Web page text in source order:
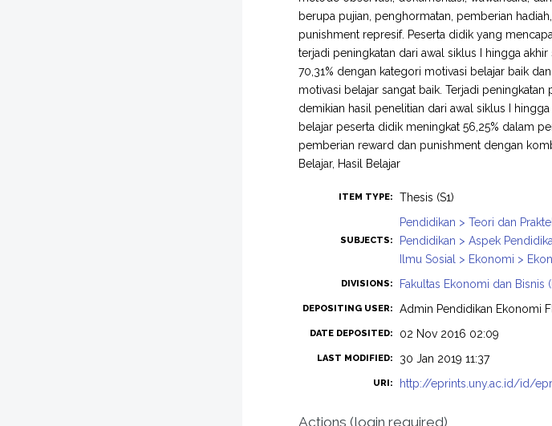
berupa pujian, penghormatan, pemberian
punishment represif. Peserta didik yang
terjadi peningkatan dari awal siklus I hingga
70,31% dengan kategori motivasi belajar baik
motivasi belajar sangat baik. Terjadi peningkatan
demikian hasil penelitian dari awal siklus I
belajar peserta didik meningkat 56,25% dalam
pemberian reward dan punishment dengan
Belajar, Hasil Belajar
ITEM TYPE: Thesis (S1)
SUBJECTS:
Pendidikan > Teori dan
Pendidikan > Aspek
Ilmu Sosial > Ekonomi >
DIVISIONS: Fakultas Ekonomi dan Bisnis
DEPOSITING USER: Admin Pendidikan Ekonomi
DATE DEPOSITED: 02 Nov 2016 02:09
LAST MODIFIED: 30 Jan 2019 11:37
URI: http://eprints.uny.ac.id/id/
Actions (login required)